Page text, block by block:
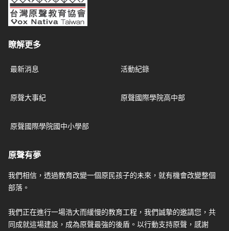
瞭解更多
最新消息 活動紀錄
原聲大事紀 原聲國際學院高中部
原聲國際學院國中小學部
原聲有夢
我們相信，透過教育改變一個原民孩子的未來，就有機會改變整個
部落。
我們正在進行一場浩大而緩慢的教育工程，我們誠摯的邀請您，共
同成就這場建設，成為原聲最強的後盾。以行動支持原聲，感謝